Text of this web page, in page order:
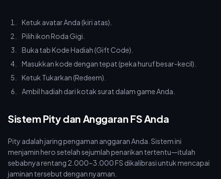
Ketuk avatar Anda (kiri atas).
Pilih ikon Roda Gigi.
Buka tab Kode Hadiah (Gift Code).
Masukkan kode dengan tepat (peka huruf besar-kecil).
Ketuk Tukarkan (Redeem).
Ambil hadiah dari kotak surat dalam game Anda.
Sistem Pity dan Anggaran FS Anda
Pity adalah jaring pengaman anggaran Anda. Sistem ini
menjamin hero setelah sejumlah penarikan tertentu—itulah
sebabnya rentang 2.000–3.000 FS dikalibrasi untuk mencapai
jaminan tersebut dengan nyaman.